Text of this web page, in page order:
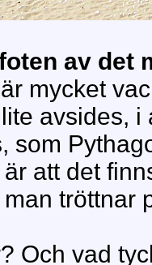
av det
mycket
avsides,
som
att det
tröttnar
Och vad